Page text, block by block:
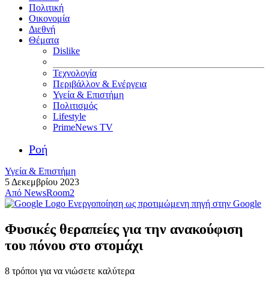
Πολιτική
Οικονομία
Διεθνή
Θέματα
Dislike
Τεχνολογία
Περιβάλλον & Ενέργεια
Υγεία & Επιστήμη
Πολιτισμός
Lifestyle
PrimeNews TV
Ροή
Υγεία & Επιστήμη
5 Δεκεμβρίου 2023
Από NewsRoom2
Ενεργοποίηση ως προτιμώμενη πηγή στην Google
Φυσικές θεραπείες για την ανακούφιση
του πόνου στο στομάχι
8 τρόποι για να νιώσετε καλύτερα